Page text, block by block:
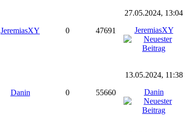
JeremiasXY 0 47691
27.05.2024, 13:04
JeremiasXY
Danin 0 55660
13.05.2024, 11:38
Danin